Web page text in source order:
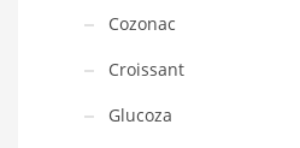
Cozonac
Croissant
Glucoza